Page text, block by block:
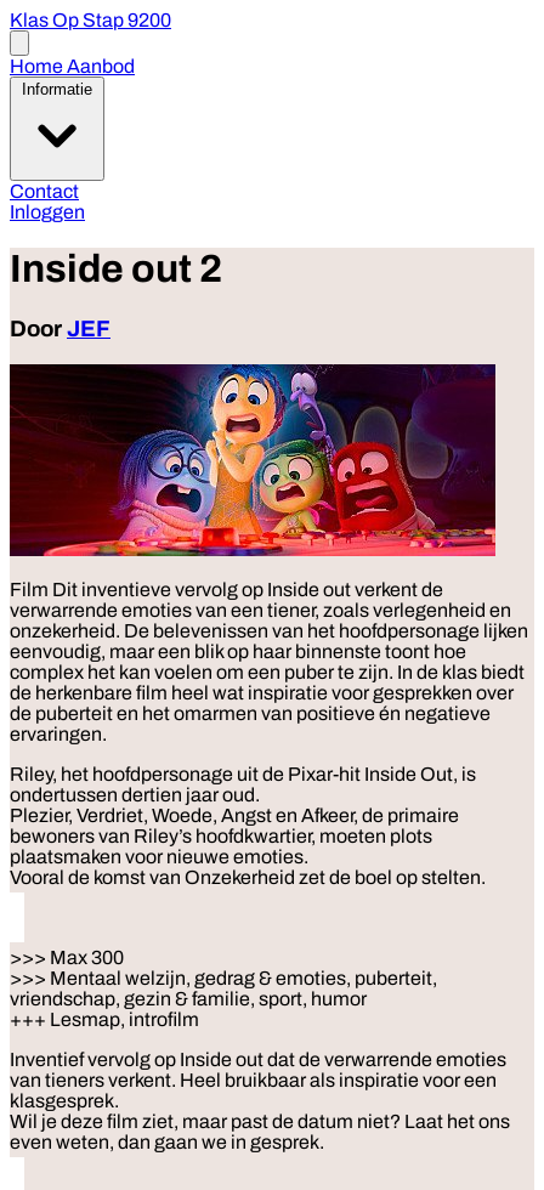
Klas Op Stap 9200
menu
HomeAanbod
Informatie
Contact
Inloggen
Inside out 2
Door JEF
Film Dit inventieve vervolg op Inside out verkent de
verwarrende emoties van een tiener, zoals verlegenheid en
onzekerheid. De belevenissen van het hoofdpersonage lijken
eenvoudig, maar een blik op haar binnenste toont hoe
complex het kan voelen om een puber te zijn. In de klas biedt
de herkenbare film heel wat inspiratie voor gesprekken over
de puberteit en het omarmen van positieve én negatieve
ervaringen.
Riley, het hoofdpersonage uit de Pixar-hit Inside Out, is
ondertussen dertien jaar oud.
Plezier, Verdriet, Woede, Angst en Afkeer, de primaire
bewoners van Riley’s hoofdkwartier, moeten plots
plaatsmaken voor nieuwe emoties.
Vooral de komst van Onzekerheid zet de boel op stelten.
>>> Max 300
>>> Mentaal welzijn, gedrag & emoties, puberteit,
vriendschap, gezin & familie, sport, humor
+++ Lesmap, introfilm
Inventief vervolg op Inside out dat de verwarrende emoties
van tieners verkent. Heel bruikbaar als inspiratie voor een
klasgesprek.
Wil je deze film ziet, maar past de datum niet? Laat het ons
even weten, dan gaan we in gesprek.